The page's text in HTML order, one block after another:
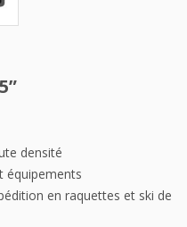
densité
équipements
en raquettes et ski de